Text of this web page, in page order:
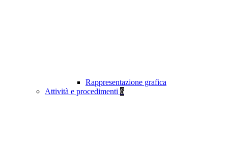
Rappresentazione grafica
Attività e procedimenti 6